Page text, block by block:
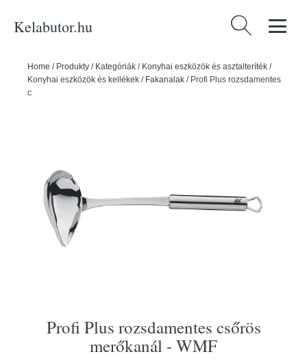
Kelabutor.hu Keresés:
Home / Produkty / Kategóriák / Konyhai eszközök és asztalteríték /
Konyhai eszközök és kellékek / Fakanalak / Profi Plus rozsdamentes
csőrös merőkanál - WMF
Profi Plus rozsdamentes csőrös
merőkanál - WMF